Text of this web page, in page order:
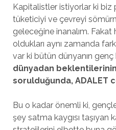
Kapitalistler istiyorlar ki biz
tüketiciyi ve çevreyi
geleceğine inanalım.
oldukları aynı zamanda
var ki bütün dünyanın genç
dünyadan
sorulduğunda, ADALET
Bu o kadar önemli ki,
şey satma kaygısı